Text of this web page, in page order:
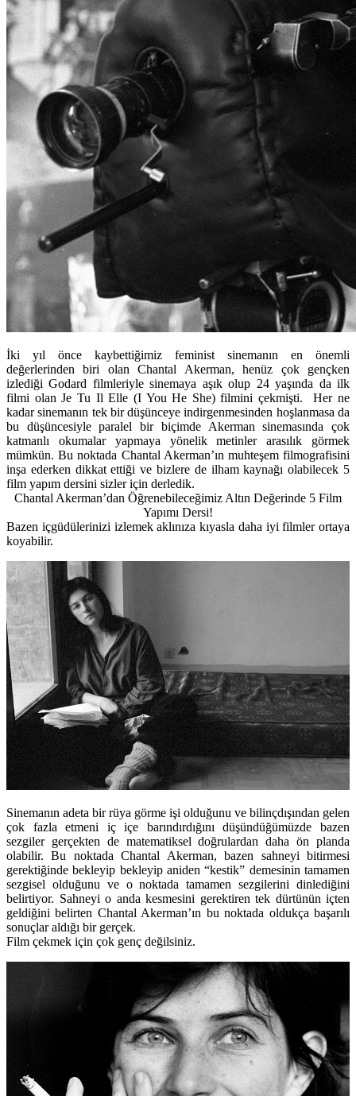
İki yıl önce kaybettiğimiz feminist sinemanın en önemli
değerlerinden biri olan Chantal Akerman, henüz çok gençken
izlediği Godard filmleriyle sinemaya aşık olup 24 yaşında da ilk
filmi olanJe Tu Il Elle (I You He She)filmini çekmişti. Her ne
kadar sinemanın tek bir düşünceye indirgenmesinden hoşlanmasa da
bu düşüncesiyle paralel bir biçimde Akerman sinemasında çok
katmanlı okumalar yapmaya yönelik metinler arasılık görmek
mümkün. Bu noktada Chantal Akerman’ın muhteşem filmografisini
inşa ederken dikkat ettiği ve bizlere de ilham kaynağı olabilecek 5
film yapım dersini sizler için derledik.
Chantal Akerman’dan Öğrenebileceğimiz Altın Değerinde 5 Film
Yapımı Dersi!
Bazen içgüdülerinizi izlemek aklınıza kıyasla daha iyi filmler ortaya
koyabilir.
Sinemanın adeta bir rüya görme işi olduğunu ve bilinçdışından gelen
çok fazla etmeni iç içe barındırdığını düşündüğümüzde bazen
sezgiler gerçekten de matematiksel doğrulardan daha ön planda
olabilir. Bu noktada Chantal Akerman, bazen sahneyi bitirmesi
gerektiğinde bekleyip bekleyip aniden “kestik” demesinin tamamen
sezgisel olduğunu ve o noktada tamamen sezgilerini dinlediğini
belirtiyor. Sahneyi o anda kesmesini gerektiren tek dürtünün içten
geldiğini belirten Chantal Akerman’ın bu noktada oldukça başarılı
sonuçlar aldığı bir gerçek.
Film çekmek için çok genç değilsiniz.